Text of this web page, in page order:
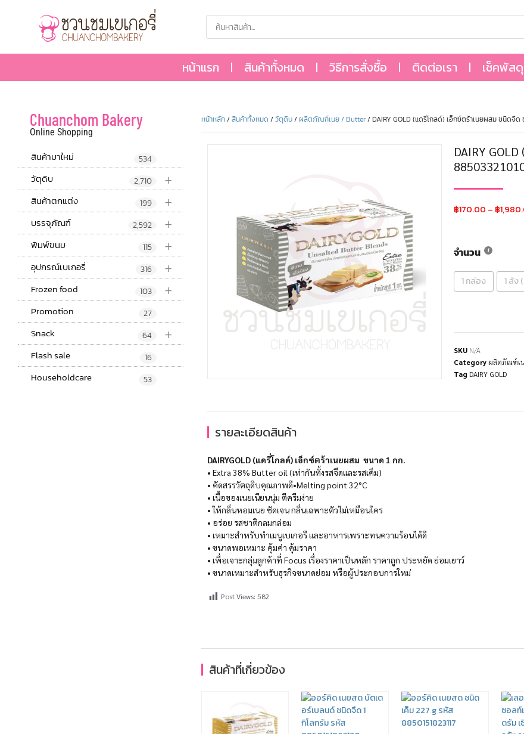
หน้าแรก สินค้าทั้งหมด วิธีการสั่งซื้อ ติดต่อเรา เช็คพัสดุ
Chuanchom Bakery
Online Shopping
สินค้ามาใหม่ 534
+
วัตุดิบ 2,710
+
สินค้าตกแต่ง 199
+
บรรจุภัณฑ์ 2,592
+
พิมพ์ขนม 115
+
อุปกรณ์เบเกอรี่ 316
+
Frozen food 103
Promotion 27
+
Snack 64
Flash sale 16
Householdcare 53
หน้าหลัก/สินค้าทั้งหมด /วัตุดิบ/ผลิตภัณฑ์เนย / Butter/ DAIRY GOLD (แดรี่โกลด์) เอ็กซ์ตร้าเนยผสม ชนิดจืด
DAIRY
฿170.00 – ฿
จำนวน
1 กล่อง 1 ลัง
SKU N/A
Category ผลิตภัณฑ์เ
Tag DAIRY GOLD
รายละเอียดสินค้า
DAIRYGOLD (แดรี่โกลด์) เอ็กซ์ตร้าเนยผสม ขนาด 1 กก.
• Extra 38% Butter oil (เท่ากันทั้งรสจืดและรสเค็ม)
• คัดสรรวัตถุดิบคุณภาพดี•Melting point 32°C
• เนื้อของเนยเนียนนุ่ม ตีครีมง่าย
• ให้กลิ่นหอมเนย ชัดเจน กลิ่นเฉพาะตัวไม่เหมือนใคร
• อร่อย รสชาติกลมกล่อม
• เหมาะสำหรับทำเมนูเบเกอรี และอาหารเพราะทนความร้อนได้ดี
• ขนาดพอเหมาะ คุ้มค่า คุ้มราคา
• เพื่อเจาะกลุ่มลูกค้าที่ Focus เรื่องราคาเป็นหลัก ราคาถูก ประหยัด ย่อมเยาว์
• ขนาดเหมาะสำหรับธุรกิจขนาดย่อม หรือผู้ประกอบการใหม่
Post Views: 582
สินค้าที่เกี่ยวข้อง